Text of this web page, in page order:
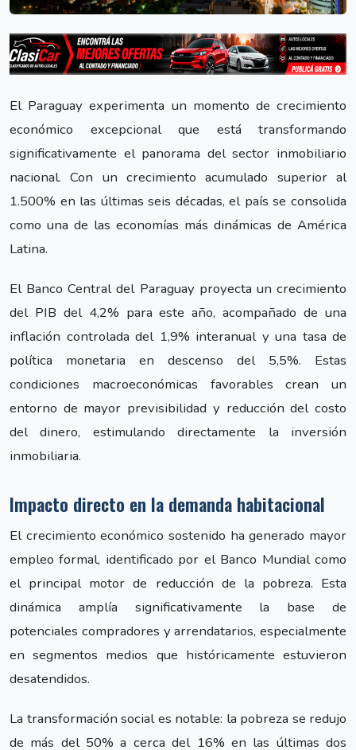
El Paraguay experimenta un momento de crecimiento
económico excepcional que está transformando
significativamente el panorama del sector inmobiliario
nacional. Con un crecimiento acumulado superior al
1.500% en las últimas seis décadas, el país se consolida
como una de las economías más dinámicas de América
Latina.
El Banco Central del Paraguay proyecta un crecimiento
del PIB del 4,2% para este año, acompañado de una
inflación controlada del 1,9% interanual y una tasa de
política monetaria en descenso del 5,5%. Estas
condiciones macroeconómicas favorables crean un
entorno de mayor previsibilidad y reducción del costo
del dinero, estimulando directamente la inversión
inmobiliaria.
Impacto directo en la demanda habitacional
El crecimiento económico sostenido ha generado mayor
empleo formal, identificado por el Banco Mundial como
el principal motor de reducción de la pobreza. Esta
dinámica amplía significativamente la base de
potenciales compradores y arrendatarios, especialmente
en segmentos medios que históricamente estuvieron
desatendidos.
La transformación social es notable: la pobreza se redujo
de más del 50% a cerca del 16% en las últimas dos